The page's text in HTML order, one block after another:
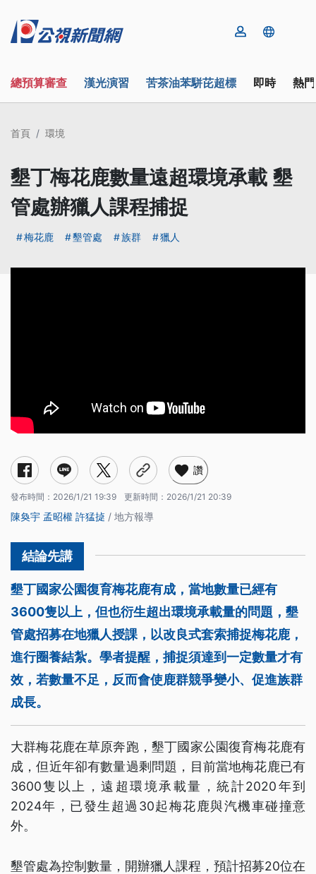
總預算審查 漢光演習 苦茶油苯駢芘超標 即時 熱
首頁 環境
墾丁梅花鹿數量遠超環境承載 墾
管處辦獵人課程捕捉
梅花鹿 墾管處 族群 獵人
讚
發布時間： 2026/1/21 19:39 更新時間： 2026/1/21 20:39
陳奐宇 孟昭權 許猛㨗 / 地方報導
墾丁國家公園復育梅花鹿有成，當地數量已經有
3600隻以上，但也衍生超出環境承載量的問題，墾
管處招募在地獵人授課，以改良式套索捕捉梅花鹿，
進行圈養結紮。學者提醒，捕捉須達到一定數量才有
效，若數量不足，反而會使鹿群競爭變小、促進族群
成長。
大群梅花鹿在草原奔跑，墾丁國家公園復育梅花鹿有
成，但近年卻有數量過剩問題，目前當地梅花鹿已有
3600隻以上，遠超環境承載量，統計2020年到
2024年，已發生超過30起梅花鹿與汽機車碰撞意
外。
墾管處為控制數量，開辦獵人課程，預計招募20位在